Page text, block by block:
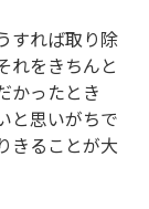
すれば取り除
れをきちんと
かったとき
と思いがちで
きることが大